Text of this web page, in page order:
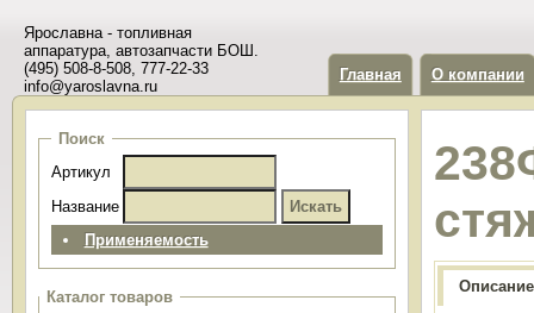
Ярославна - топливная
аппаратура, автозапчасти БОШ.
(495) 508-8-508, 777-22-33
info@yaroslavna.ru
Главная О компании
Поиск
Артикул
Название
Применяемость
Каталог товаров
Описание